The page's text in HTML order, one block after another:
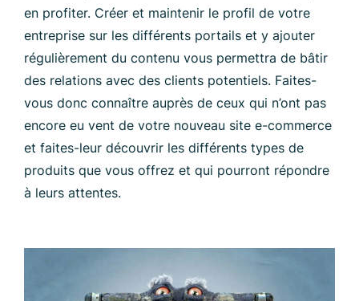
en profiter. Créer et maintenir le profil de votre
entreprise sur les différents portails et y ajouter
régulièrement du contenu vous permettra de bâtir
des relations avec des clients potentiels. Faites-
vous donc connaître auprès de ceux qui n’ont pas
encore eu vent de votre nouveau site e-commerce
et faites-leur découvrir les différents types de
produits que vous offrez et qui pourront répondre
à leurs attentes.